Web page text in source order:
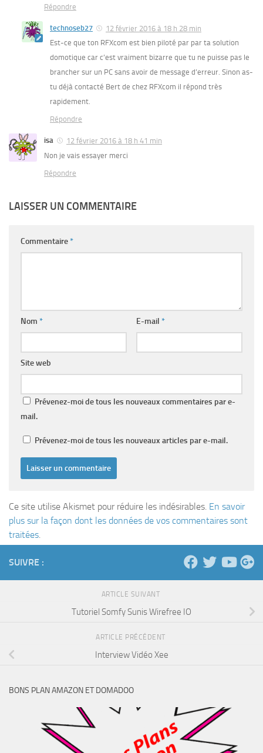
Répondre
technoseb27
12 février 2016 à 18 h 28 min
Est-ce que ton RFXcom est bien piloté par par ta solution
domotique car c’est vraiment bizarre que tu ne puisse pas le
brancher sur un PC sans avoir de message d’erreur. Sinon as-
tu déjà contacté Bert de chez RFXcom il répond très
rapidement.
Répondre
isa
12 février 2016 à 18 h 41 min
Non je vais essayer merci
Répondre
LAISSER UN COMMENTAIRE
Commentaire*
Nom * E-mail *
Site web
Prévenez-moi de tous les nouveaux commentaires par e-
mail.
Prévenez-moi de tous les nouveaux articles par e-mail.
Ce site utilise Akismet pour réduire les indésirables. En savoir
plus sur la façon dont les données de vos commentaires sont
traitées.
SUIVRE :
ARTICLE SUIVANT
Tutoriel Somfy Sunis Wirefree IO
ARTICLE PRÉCÉDENT
Interview Vidéo Xee
BONS PLAN AMAZON ET DOMADOO